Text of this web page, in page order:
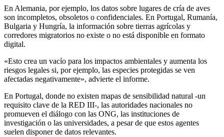
En Alemania, por ejemplo, los datos sobre lugares de cría de aves
son incompletos, obsoletos o confidenciales. En Portugal, Rumanía,
Bulgaria y Hungría, la información sobre tierras agrícolas y
corredores migratorios no existe o no está disponible en formato
digital.
«Esto crea un vacío para los impactos ambientales y aumenta los
riesgos legales si, por ejemplo, las especies protegidas se ven
afectadas negativamente», advierte el informe.
En Portugal, donde no existen mapas de sensibilidad natural -un
requisito clave de la RED III-, las autoridades nacionales no
promueven el diálogo con las ONG, las instituciones de
investigación o las universidades, a pesar de que estos agentes
suelen disponer de datos relevantes.